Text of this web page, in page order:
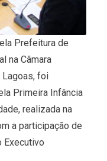
Prefeitura de
na Câmara
Lagoas, foi
Primeira Infância
realizada na
a participação de
Executivo